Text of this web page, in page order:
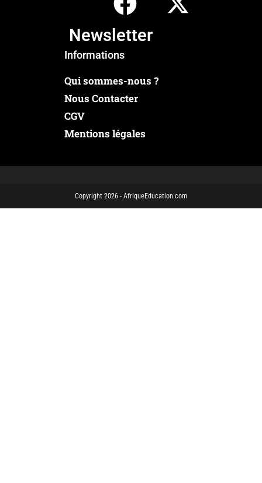
Newsletter
Informations
Qui sommes-nous ?
Nous Contacter
CGV
Mentions légales
Copyright 2026 - AfriqueEducation.com